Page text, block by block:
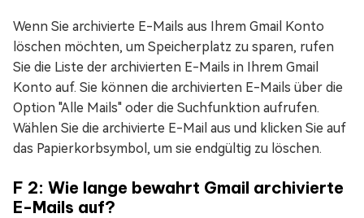
Wenn Sie archivierte E-Mails aus Ihrem Gmail Konto
löschen möchten, um Speicherplatz zu sparen, rufen
Sie die Liste der archivierten E-Mails in Ihrem Gmail
Konto auf. Sie können die archivierten E-Mails über die
Option "Alle Mails" oder die Suchfunktion aufrufen.
Wählen Sie die archivierte E-Mail aus und klicken Sie auf
das Papierkorbsymbol, um sie endgültig zu löschen.
F 2: Wie lange bewahrt Gmail archivierte
E-Mails auf?